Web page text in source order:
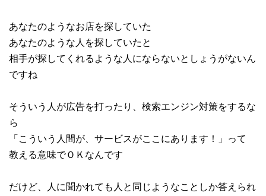
あなたのようなお店を探していた
あなたのような人を探していたと
相手が探してくれるような人にならないとしょうがないん
ですね
そういう人が広告を打ったり、検索エンジン対策をするな
ら
「こういう人間が、サービスがここにあります！」って
教える意味でＯＫなんです
だけど、人に聞かれても人と同じようなことしか答えられ